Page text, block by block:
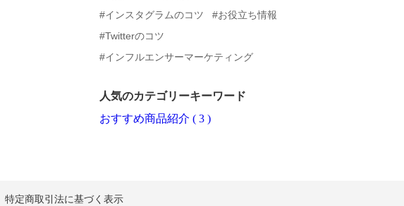
インスタグラムのコツ
お役立ち情報
Twitterのコツ
インフルエンサーマーケティング
人気のカテゴリーキーワード
おすすめ商品紹介 ( 3 )
特定商取引法に基づく表示